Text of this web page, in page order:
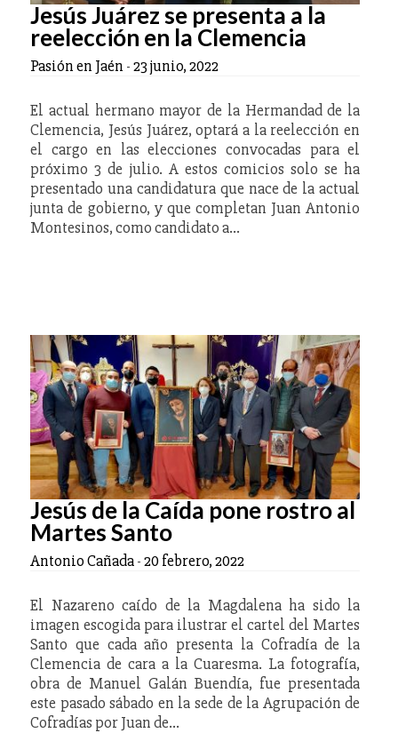
Jesús Juárez se presenta a la
reelección en la Clemencia
Pasión en Jaén -23 junio, 2022
El actual hermano mayor de la Hermandad de la
Clemencia, Jesús Juárez, optará a la reelección en
el cargo en las elecciones convocadas para el
próximo 3 de julio. A estos comicios solo se ha
presentado una candidatura que nace de la actual
junta de gobierno, y que completan Juan Antonio
Montesinos, como candidato a…
Jesús de la Caída pone rostro al
Martes Santo
Antonio Cañada-20 febrero, 2022
El Nazareno caído de la Magdalena ha sido la
imagen escogida para ilustrar el cartel del Martes
Santo que cada año presenta la Cofradía de la
Clemencia de cara a la Cuaresma. La fotografía,
obra de Manuel Galán Buendía, fue presentada
este pasado sábado en la sede de la Agrupación de
Cofradías por Juan de…